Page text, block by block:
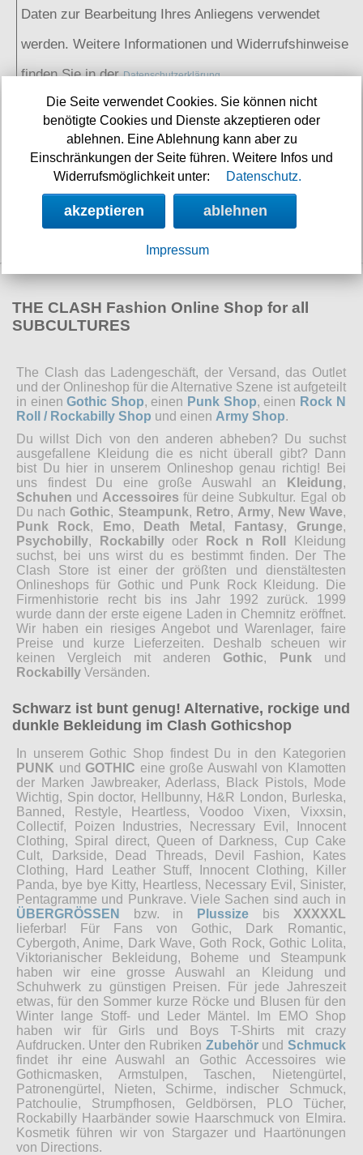
Daten zur Bearbeitung Ihres Anliegens verwendet
werden. Weitere Informationen und Widerrufshinweise
finden Sie in derDatenschutzerklärung
absenden
SOCIAL MEDIA
THE CLASH Fashion Online Shop for all
SUBCULTURES
The Clash das Ladengeschäft, der Versand, das Outlet
und der Onlineshop für die Alternative Szene ist aufgeteilt
in einenGothic Shop, einen Punk Shop, einen Rock N
Roll / Rockabilly Shop und einen Army Shop.
Du willst Dich von den anderen abheben? Du suchst
ausgefallene Kleidung die es nicht überall gibt? Dann
bist Du hier in unserem Onlineshop genau richtig! Bei
uns findest Du eine große Auswahl an
Kleidung,
Schuhen und Accessoires für deine Subkultur. Egal ob
Du nach Gothic, Steampunk, Retro, Army, New Wave,
Punk Rock, Emo, Death Metal , Fantasy, Grunge,
Psychobilly, Rockabillyoder Rock n Roll
Kleidung
suchst, bei uns wirst du es bestimmt finden. Der The
Clash Store ist einer der größten und dienstältesten
Onlineshops für Gothic und Punk Rock Kleidung. Die
Firmenhistorie recht bis ins Jahr 1992 zurück. 1999
wurde dann der erste eigene Laden in Chemnitz eröffnet.
Wir haben ein riesiges Angebot und Warenlager, faire
Preise und kurze Lieferzeiten. Deshalb scheuen wir
keinen Vergleich mit anderen Gothic, Punk und
Rockabilly Versänden.
Schwarz ist bunt genug! Alternative, rockige und
dunkle Bekleidung im Clash Gothicshop
In unserem Gothic Shop findest Du in den Kategorien
PUNK und GOTHIC eine große Auswahl von Klamotten
der Marken Jawbreaker, Aderlass, Black Pistols, Mode
Wichtig, Spin doctor, Hellbunny, H&R London, Burleska,
Banned, Restyle, Heartless, Voodoo Vixen, Vixxsin,
Collectif, Poizen Industries, Necressary Evil, Innocent
Clothing, Spiral direct, Queen of Darkness, Cup Cake
Cult, Darkside, Dead Threads, Devil Fashion, Kates
Clothing, Hard Leather Stuff, Innocent Clothing, Killer
Panda, bye bye Kitty, Heartless, Necessary Evil, Sinister,
Pentagramme und Punkrave. Viele Sachen sind auch in
ÜBERGRÖSSEN
bzw. in Plussize bis XXXXXL
lieferbar! Für Fans von Gothic, Dark Romantic,
Cybergoth, Anime, Dark Wave, Goth Rock, Gothic Lolita,
Viktorianischer Bekleidung, Boheme und Steampunk
haben wir eine grosse Auswahl an Kleidung und
Schuhwerk zu günstigen Preisen. Für jede Jahreszeit
etwas, für den Sommer kurze Röcke und Blusen für den
Winter lange Stoff- und Leder Mäntel. Im EMO Shop
haben wir für Girls und Boys T-Shirts mit crazy
Aufdrucken. Unter den Rubriken Zubehörund Schmuck
findet ihr eine Auswahl an Gothic Accessoires wie
Gothicmasken, Armstulpen, Taschen, Nietengürtel,
Patronengürtel, Nieten, Schirme, indischer Schmuck,
Patchoulie, Strumpfhosen, Geldbörsen, PLO Tücher,
Rockabilly Haarbänder sowie Haarschmuck von Elmira.
Kosmetik führen wir von Stargazer und Haartönungen
von Directions.
Die Seite verwendet Cookies. Sie können nicht
benötigte Cookies und Dienste akzeptieren oder
ablehnen. Eine Ablehnung kann aber zu
Einschränkungen der Seite führen. Weitere Infos und
Widerrufsmöglichkeit unter:
Datenschutz.
akzeptieren ablehnen
Impressum